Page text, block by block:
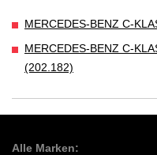
MERCEDES-BENZ C-
MERCEDES-BENZ C-
(202.182)
Alle Marken: